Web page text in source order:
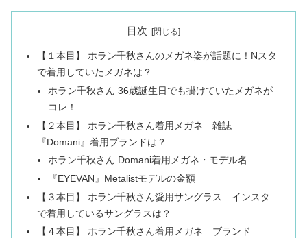
目次
【１本目】 ホラン千秋さんのメガネ姿が話題に！Nスタ
で着用していたメガネは？
ホラン千秋さん 36歳誕生日でも掛けていたメガネが
コレ！
【２本目】 ホラン千秋さん着用メガネ 雑誌
『Domani』着用ブランドは？
ホラン千秋さん Domani着用メガネ・モデル名
『EYEVAN』Metalistモデルの金額
【３本目】 ホラン千秋さん愛用サングラス インスタ
で着用しているサングラスは？
【４本目】 ホラン千秋さん着用メガネ ブランド